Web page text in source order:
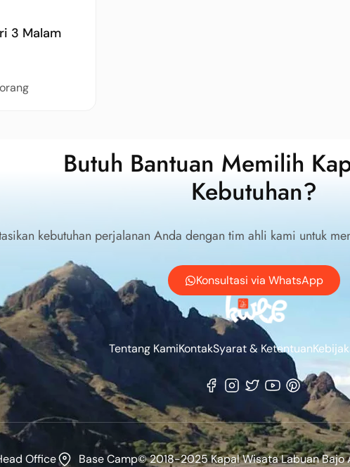
3 Malam
Butuh Bantuan Memilih
Kebutuhan?
kebutuhan perjalanan Anda dengan tim ahli kami untuk
Konsultasi via WhatsApp
Tentang KamiKontakSyarat & Ketentuan
Office Base Camp© 2018-2025 Kapal Wisata Labuan Bajo